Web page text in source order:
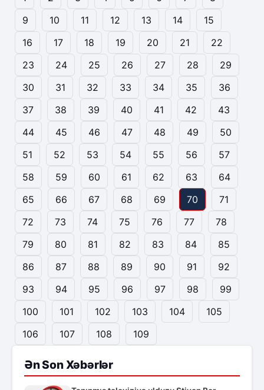
9
10 11 12 13 14
15
16
17 18 19 20 21
22
23
24 25 26 27 28
29
30
31 32 33 34 35
36
37
38 39 40 41 42
43
44
45 46 47 48 49
50
51
52 53 54 55 56
57
58
59 60 61 62 63
64
65
66 67 68 69 70
71
72
73 74 75 76 77
78
79
80 81 82 83 84
85
86
87 88 89 90 91
92
93
94 95 96 97 98
99
100
101 102 103 104
105
106
107 108 109
Ən Son Xəbərlər